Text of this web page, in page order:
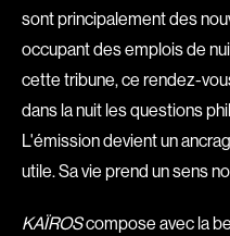
Romantiques
Sports
Western
sont principalement des
occupant des emplois de
cette tribune, ce rendez-
dans la nuit les questions
L'émission devient un
utile. Sa vie prend un sens
KAÏROScompose avec la